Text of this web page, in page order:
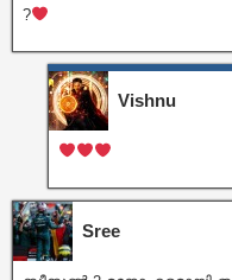
?
Vishnu
Sree